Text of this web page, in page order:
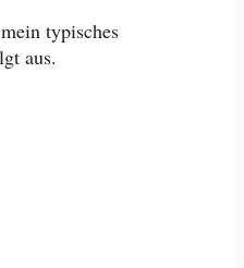
typisches
aus.